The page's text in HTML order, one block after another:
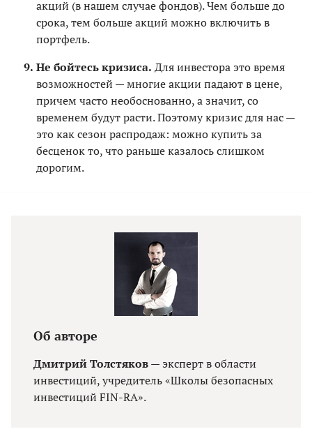
акций (в нашем случае фондов). Чем больше до
срока, тем больше акций можно включить в
портфель.
Не бойтесь кризиса. Для инвестора это время
возможностей — многие акции падают в цене,
причем часто необоснованно, а значит, со
временем будут расти. Поэтому кризис для нас —
это как сезон распродаж: можно купить за
бесценок то, что раньше казалось слишком
дорогим.
Об авторе
Дмитрий Толстяков— эксперт в области
инвестиций, учредитель «Школы безопасных
инвестиций FIN-RA».